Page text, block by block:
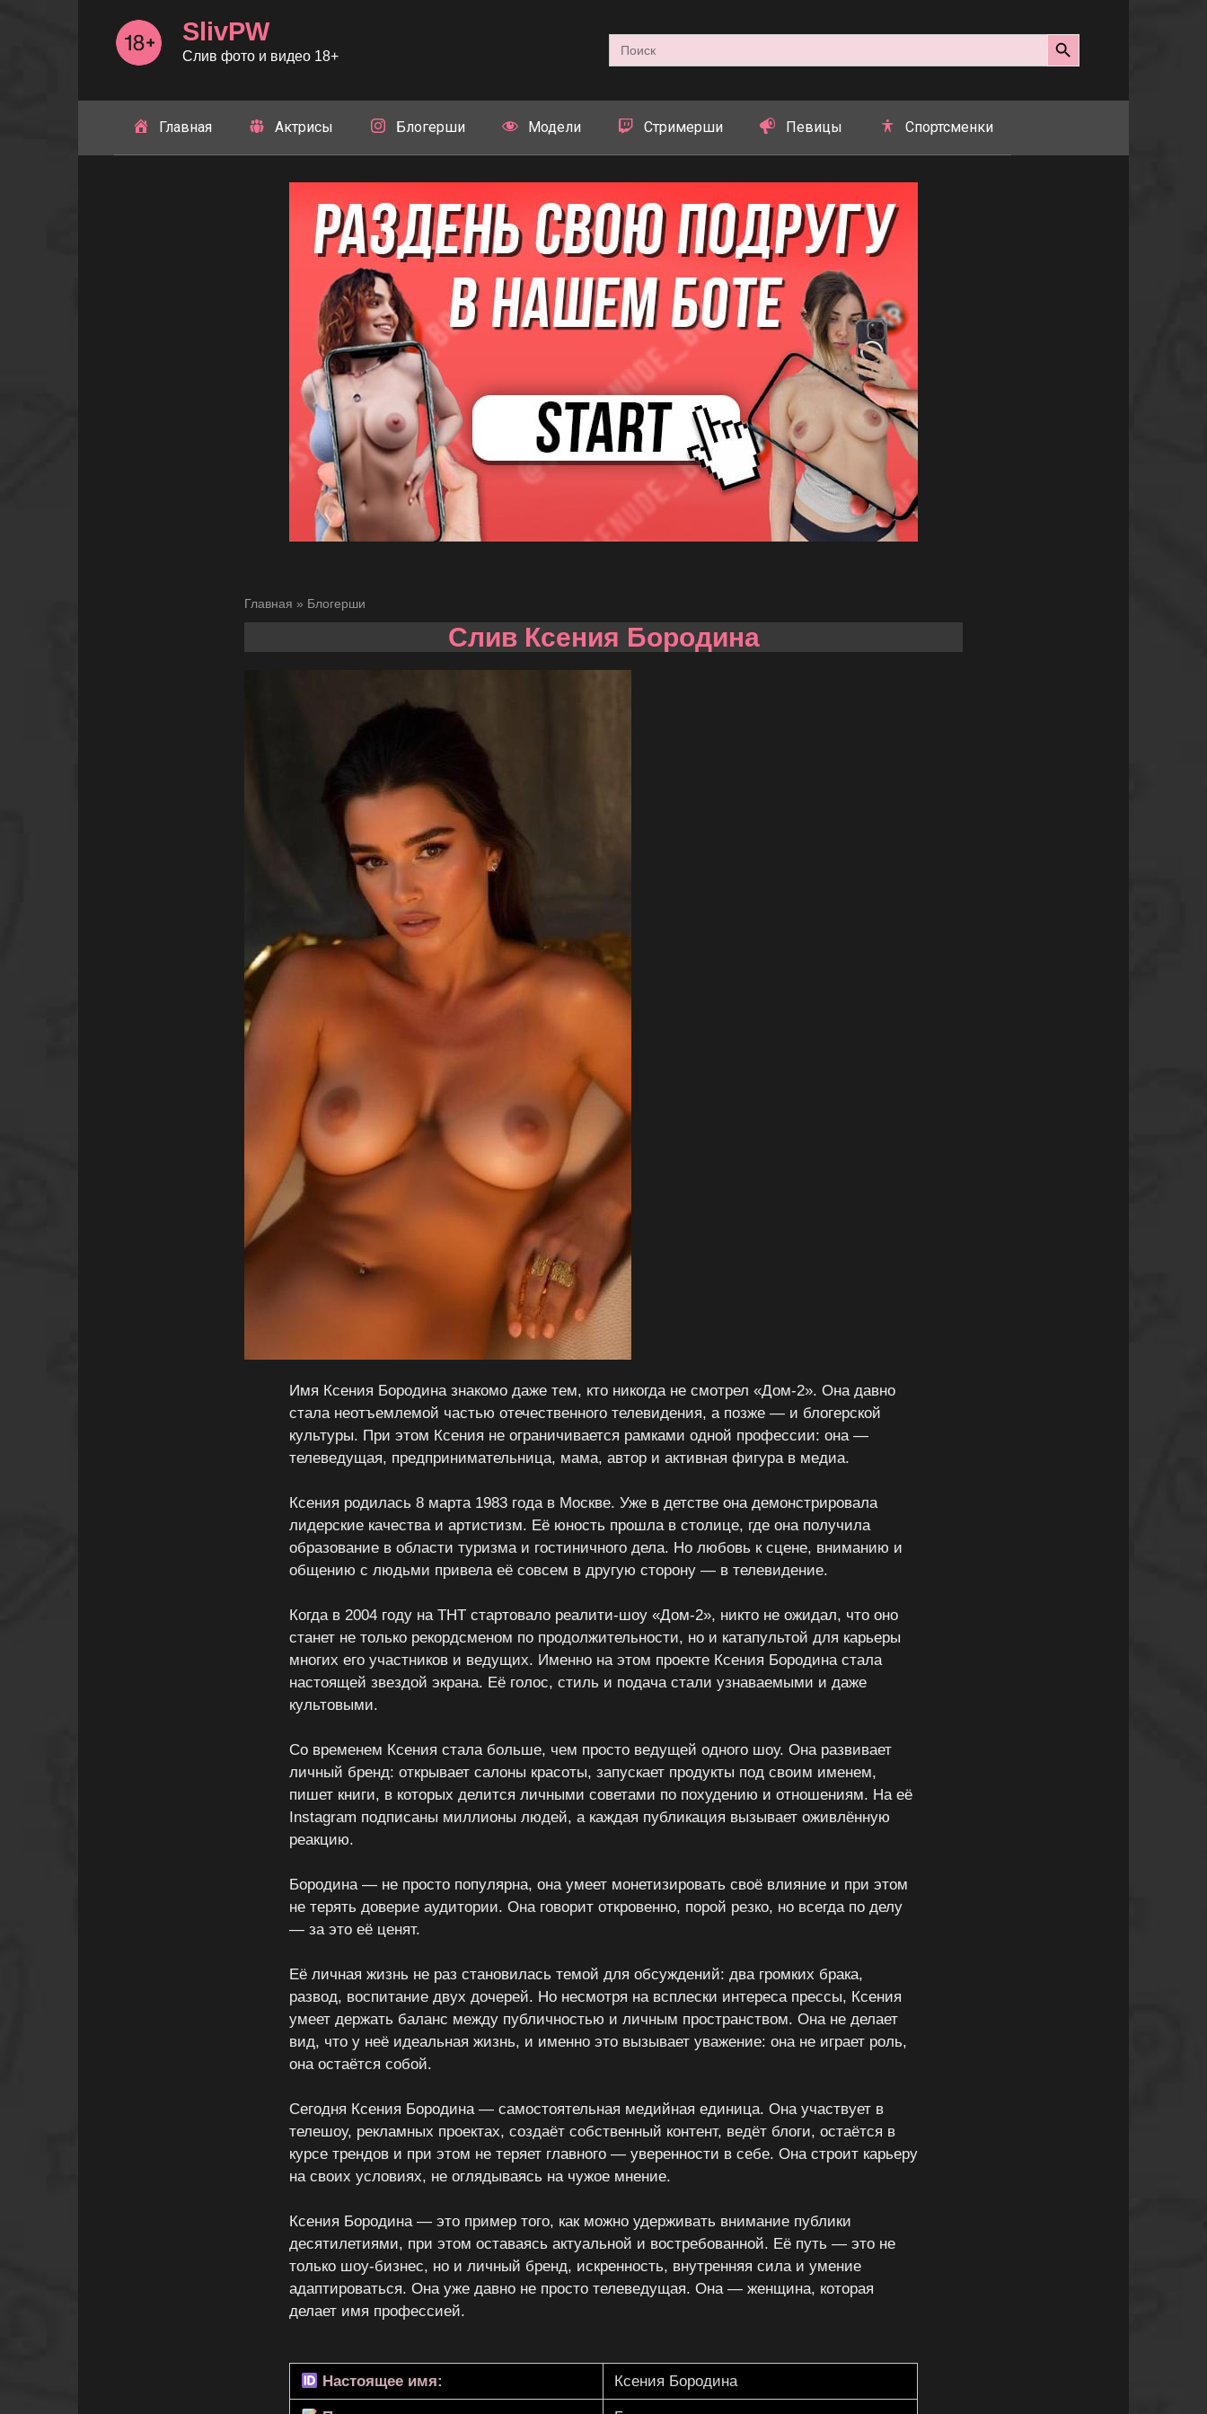
SlivPW
Слив фото и видео 18+
Search
for:
Search Button
Главная Актрисы Блогерши Модели Стримерши Певицы Спортсменки
Главная » Блогерши
Слив Ксения Бородина
Имя Ксения Бородина знакомо даже тем, кто никогда не смотрел «Дом-2». Она давно
стала неотъемлемой частью отечественного телевидения, а позже — и блогерской
культуры. При этом Ксения не ограничивается рамками одной профессии: она —
телеведущая, предпринимательница, мама, автор и активная фигура в медиа.
Ксения родилась 8 марта 1983 года в Москве. Уже в детстве она демонстрировала
лидерские качества и артистизм. Её юность прошла в столице, где она получила
образование в области туризма и гостиничного дела. Но любовь к сцене, вниманию и
общению с людьми привела её совсем в другую сторону — в телевидение.
Когда в 2004 году на ТНТ стартовало реалити-шоу «Дом-2», никто не ожидал, что оно
станет не только рекордсменом по продолжительности, но и катапультой для карьеры
многих его участников и ведущих. Именно на этом проекте Ксения Бородина стала
настоящей звездой экрана. Её голос, стиль и подача стали узнаваемыми и даже
культовыми.
Со временем Ксения стала больше, чем просто ведущей одного шоу. Она развивает
личный бренд: открывает салоны красоты, запускает продукты под своим именем,
пишет книги, в которых делится личными советами по похудению и отношениям. На её
Instagram подписаны миллионы людей, а каждая публикация вызывает оживлённую
реакцию.
Бородина — не просто популярна, она умеет монетизировать своё влияние и при этом
не терять доверие аудитории. Она говорит откровенно, порой резко, но всегда по делу
— за это её ценят.
Её личная жизнь не раз становилась темой для обсуждений: два громких брака,
развод, воспитание двух дочерей. Но несмотря на всплески интереса прессы, Ксения
умеет держать баланс между публичностью и личным пространством. Она не делает
вид, что у неё идеальная жизнь, и именно это вызывает уважение: она не играет роль,
она остаётся собой.
Сегодня Ксения Бородина — самостоятельная медийная единица. Она участвует в
телешоу, рекламных проектах, создаёт собственный контент, ведёт блоги, остаётся в
курсе трендов и при этом не теряет главного — уверенности в себе. Она строит карьеру
на своих условиях, не оглядываясь на чужое мнение.
Ксения Бородина — это пример того, как можно удерживать внимание публики
десятилетиями, при этом оставаясь актуальной и востребованной. Её путь — это не
только шоу-бизнес, но и личный бренд, искренность, внутренняя сила и умение
адаптироваться. Она уже давно не просто телеведущая. Она — женщина, которая
делает имя профессией.
Настоящее имя: Ксения Бородина